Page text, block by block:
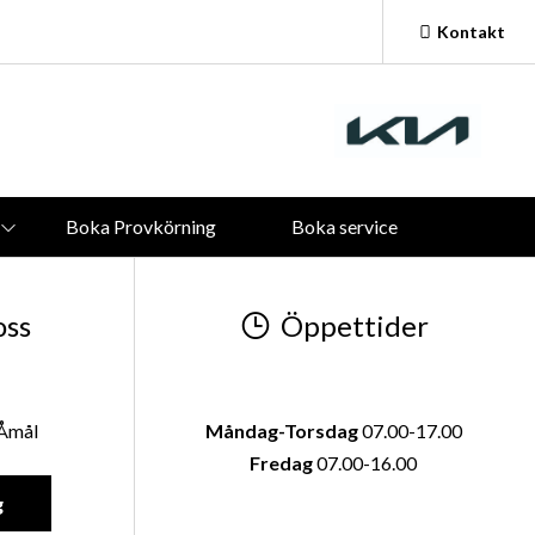
Kontakt
Boka Provkörning Boka service
09.00 - 18.00
Lördagar och Söndagar:Stängt
Öppettider
Måndag-Torsdag07.00-17.00
Fredag07.00-16.00